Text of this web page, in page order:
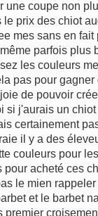
une coupe non
le prix des chiot
mes sans en fait
parfois plus
les couleurs
pas pour gagner
de pouvoir
si j'aurais un
certainement
il y a des
couleurs pour
pour acheté ces
le mien
et le barbet
premier